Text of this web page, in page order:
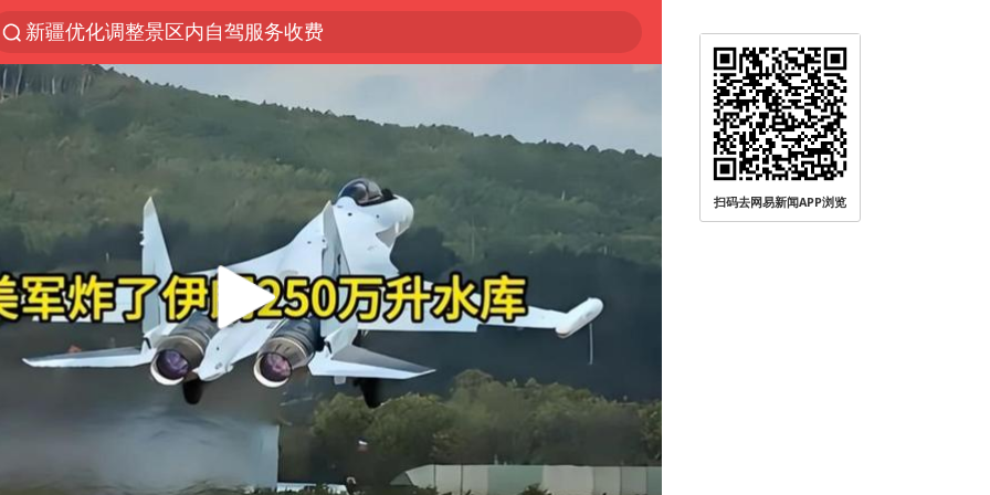
新疆优化调整景区内自驾服务收费
解锁各地夏日限定体验
男童模仿奥特曼从高处跳下致骨折
峰哥 汪海林
河南潜逃10日重大刑案嫌疑人落网
西湖突现狂风暴雨 游客瞬间被浇透
金饰克价一夜涨回1300元
视频丨中国东方电气集团原党组副书记、董事宋致远被查
梁家辉：到内地拍戏不是北上是回归
白海豚将正面袭击贯穿浙江
扫码去网易新闻APP浏览